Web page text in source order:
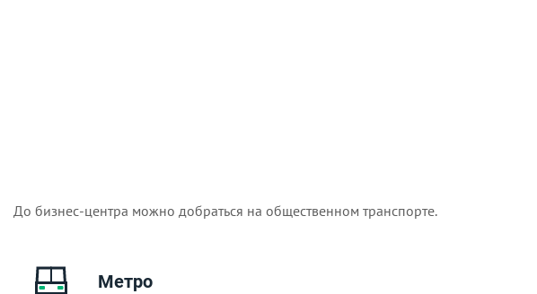
До бизнес-центра можно добраться на общественном транспорте.
Метро